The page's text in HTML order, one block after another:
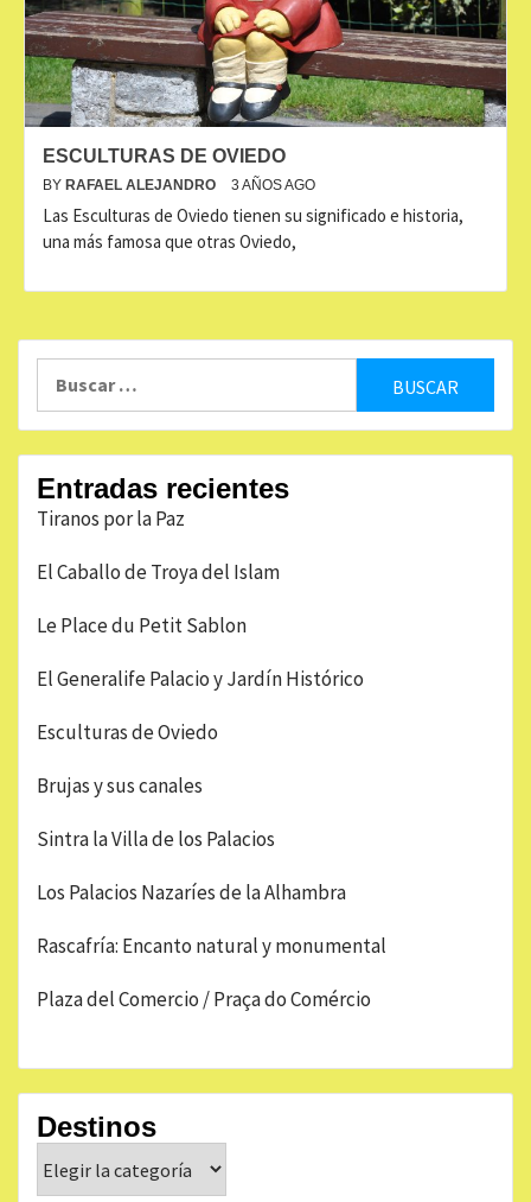
ESCULTURAS DE OVIEDO
BY RAFAEL ALEJANDRO 3 AÑOS AGO
Las Esculturas de Oviedo tienen su significado e historia,
una más famosa que otras Oviedo,
Entradas recientes
Tiranos por la Paz
El Caballo de Troya del Islam
Le Place du Petit Sablon
El Generalife Palacio y Jardín Histórico
Esculturas de Oviedo
Brujas y sus canales
Sintra la Villa de los Palacios
Los Palacios Nazaríes de la Alhambra
Rascafría: Encanto natural y monumental
Plaza del Comercio / Praça do Comércio
Destinos